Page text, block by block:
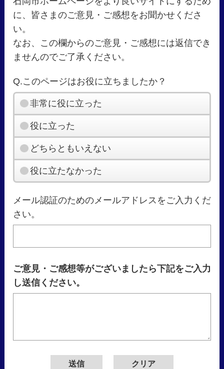
に、皆さまのご意見・ご感想をお聞かせくださ
い。
なお、この欄からのご意見・ご感想には返信でき
ませんのでご了承ください。
Q.このページはお役に立ちましたか？
非常に役に立った
役に立った
どちらともいえない
役に立たなかった
メール認証のためのメールアドレスをご入力くだ
さい。
ご意見・ご感想等がございましたら下記をご入力
し送信ください。